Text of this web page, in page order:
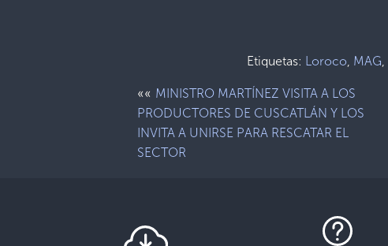
Etiquetas: Loroco MAG
«« MINISTRO MARTÍNEZ VISITA A LOS
PRODUCTORES DE CUSCATLÁN Y LOS
INVITA A UNIRSE PARA RESCATAR EL
SECTOR